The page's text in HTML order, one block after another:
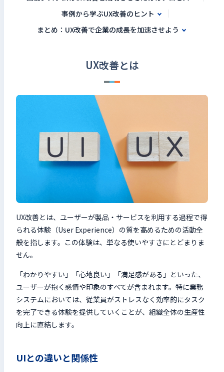
事例から学ぶUX改善のヒント
まとめ：UX改善で企業の成長を加速させよう
UX改善とは
UX改善とは、ユーザーが製品・サービスを利用する過程で得
られる体験（User Experience）の質を高めるための活動全
般を指します。この体験は、単なる使いやすさにとどまりま
せん。
「わかりやすい」「心地良い」「満足感がある」といった、
ユーザーが抱く感情や印象のすべてが含まれます。特に業務
システムにおいては、従業員がストレスなく効率的にタスク
を完了できる体験を提供していくことが、組織全体の生産性
向上に直結します。
UIとの違いと関係性